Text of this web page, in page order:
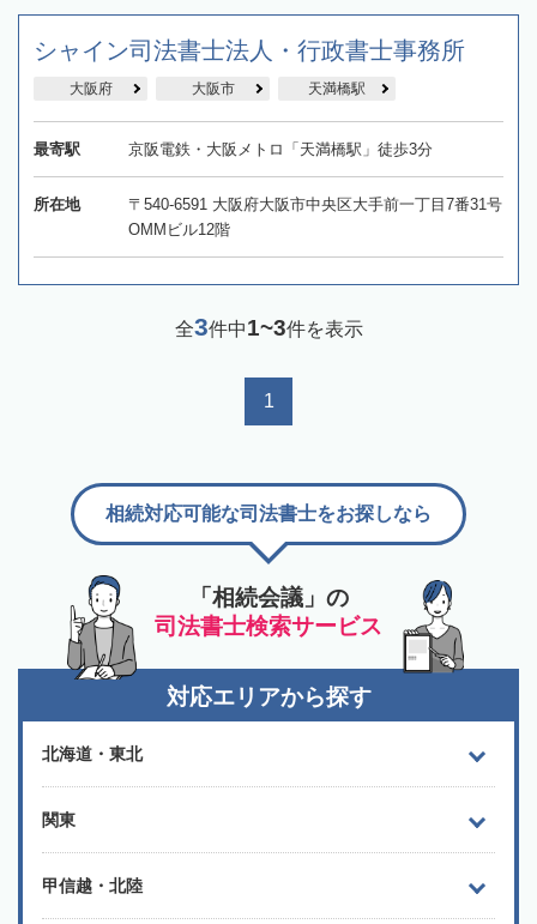
シャイン司法書士法人・行政書士事務所
大阪府 大阪市 天満橋駅
最寄駅 京阪電鉄・大阪メトロ「天満橋駅」徒歩3分
所在地
〒540-6591 大阪府大阪市中央区大手前一丁目7番31号
OMMビル12階
全3件中1~3件を表示
1
「相続会議」の
司法書士検索サービス
相続対応可能な司法書士をお探しなら
対応エリアから探す
北海道・東北
関東
甲信越・北陸